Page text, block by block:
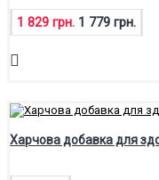
1 829 грн. 1 779 грн.
Харчова добавка для